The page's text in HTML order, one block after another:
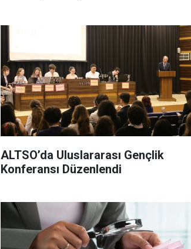
ALTSO’da Uluslararası Gençlik
Konferansı Düzenlendi